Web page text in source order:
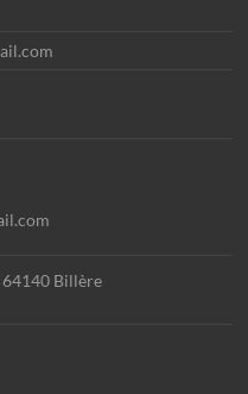
64140 Billère